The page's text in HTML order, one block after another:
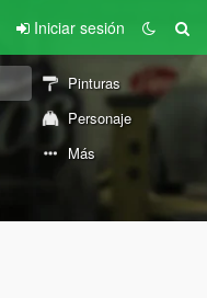
Iniciar sesión
Pinturas
Personaje
Más